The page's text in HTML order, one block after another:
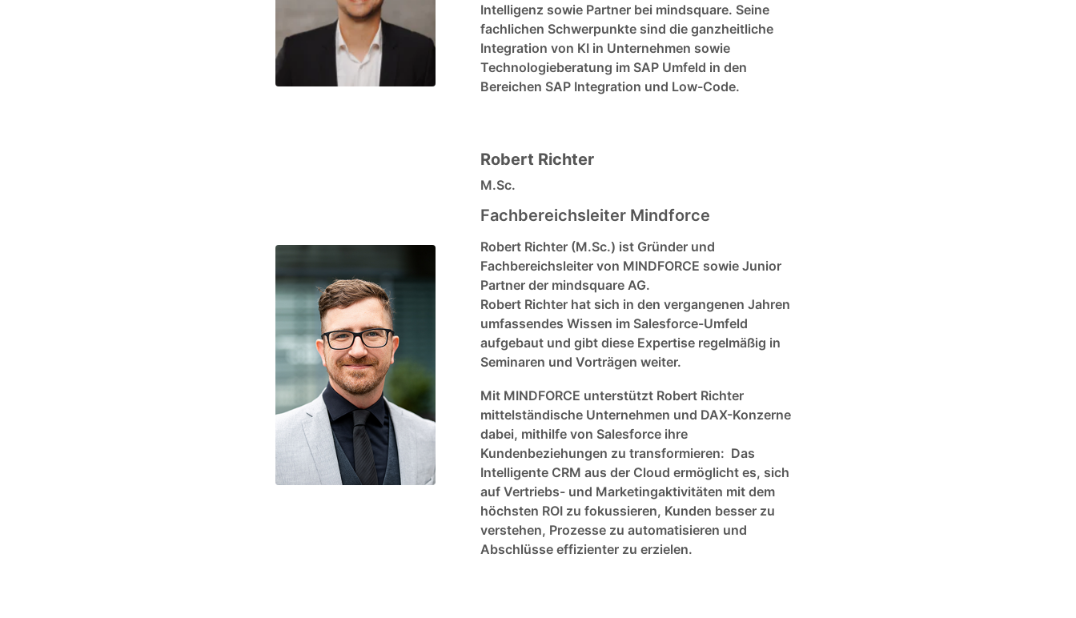
Intelligenz sowie Partner bei mindsquare. Seine
fachlichen Schwerpunkte sind die ganzheitliche
Integration von KI in Unternehmen sowie
Technologieberatung im SAP Umfeld in den
Bereichen SAP Integration und Low-Code.
Robert Richter
M.Sc.
Fachbereichsleiter Mindforce
Robert Richter (M.Sc.) ist Gründer und
Fachbereichsleiter von MINDFORCE sowie Junior
Partner der mindsquare AG.
Robert Richter hat sich in den vergangenen Jahren
umfassendes Wissen im Salesforce-Umfeld
aufgebaut und gibt diese Expertise regelmäßig in
Seminaren und Vorträgen weiter.
Mit MINDFORCE unterstützt Robert Richter
mittelständische Unternehmen und DAX-Konzerne
dabei, mithilfe von Salesforce ihre
Kundenbeziehungen zu transformieren: Das
Intelligente CRM aus der Cloud ermöglicht es, sich
auf Vertriebs- und Marketingaktivitäten mit dem
höchsten ROI zu fokussieren, Kunden besser zu
verstehen, Prozesse zu automatisieren und
Abschlüsse effizienter zu erzielen.